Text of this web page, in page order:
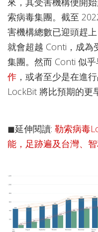
索病毒集團。截至
害機構總數已迎頭趕
就會超越 Conti，成為
集團。然而 Conti 似
作 ，或者至少是在進
LockBit 將比預期的更
◼延伸閱讀: 勒索病毒
能，足跡遍及台灣、